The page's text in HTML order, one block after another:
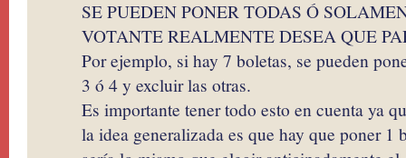
SE PUEDEN PONER TODAS Ó
VOTANTE REALMENTE DESEA QUE
Por ejemplo, si hay 7 boletas, se pueden
3 ó 4 y excluir las otras.
Es importante tener todo esto en cuenta ya
la idea generalizada es que hay que poner 1